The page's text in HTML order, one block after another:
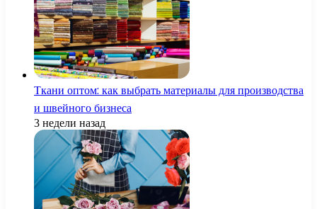
Ткани оптом: как выбрать материалы для производства
и швейного бизнеса
3 недели назад